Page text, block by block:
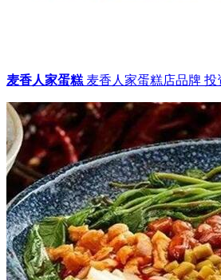
麦香人家蛋糕 麦香人家蛋糕店品牌 投